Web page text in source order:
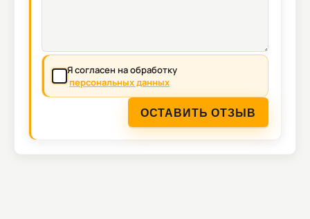
Я согласен на обработку
персональных данных
ОСТАВИТЬ ОТЗЫВ